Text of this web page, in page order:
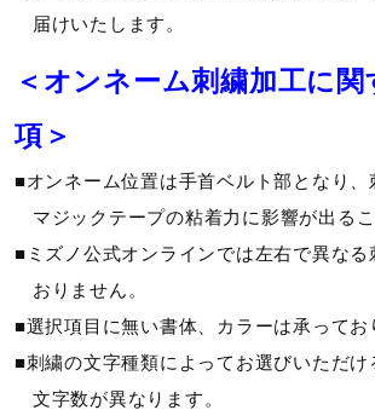
手囲いとは、親指の第一関節とほぼ同位置
の距離を結んだ手の平の周りの長さです。
カラー
62：レッド×レッド
届けいたします。
＜オンネーム刺繍加工に
項＞
■オンネーム位置は手首ベルト部となり、
マジックテープの粘着力に影響が出るこ
■ミズノ公式オンラインでは左右で異なる
おりません。
■選択項目に無い書体、カラーは承ってお
■刺繍の文字種類によってお選びいただけ
文字数が異なります。